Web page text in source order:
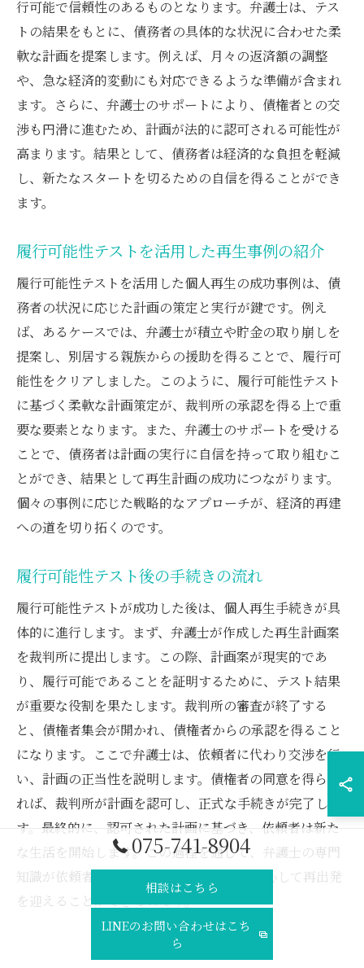
行可能で信頼性のあるものとなります。弁護士は、テス
トの結果をもとに、債務者の具体的な状況に合わせた柔
軟な計画を提案します。例えば、月々の返済額の調整
や、急な経済的変動にも対応できるような準備が含まれ
ます。さらに、弁護士のサポートにより、債権者との交
渉も円滑に進むため、計画が法的に認可される可能性が
高まります。結果として、債務者は経済的な負担を軽減
し、新たなスタートを切るための自信を得ることができ
ます。
履行可能性テストを活用した再生事例の紹介
履行可能性テストを活用した個人再生の成功事例は、債
務者の状況に応じた計画の策定と実行が鍵です。例え
ば、あるケースでは、弁護士が積立や貯金の取り崩しを
提案し、別居する親族からの援助を得ることで、履行可
能性をクリアしました。このように、履行可能性テスト
に基づく柔軟な計画策定が、裁判所の承認を得る上で重
要な要素となります。また、弁護士のサポートを受ける
ことで、債務者は計画の実行に自信を持って取り組むこ
とができ、結果として再生計画の成功につながります。
個々の事例に応じた戦略的なアプローチが、経済的再建
への道を切り拓くのです。
履行可能性テスト後の手続きの流れ
履行可能性テストが成功した後は、個人再生手続きが具
体的に進行します。まず、弁護士が作成した再生計画案
を裁判所に提出します。この際、計画案が現実的であ
り、履行可能であることを証明するために、テスト結果
が重要な役割を果たします。裁判所の審査が終了する
と、債権者集会が開かれ、債権者からの承認を得ること
になります。ここで弁護士は、依頼者に代わり交渉を行
い、計画の正当性を説明します。債権者の同意を得られ
れば、裁判所が計画を認可し、正式な手続きが完了しま
す。最終的に、認可された計画に基づき、依頼者は新た
な生活を開始します。この過程を通じて、弁護士の専門
知識が依頼者の新たなスタートを支え、安心して再出発
を迎えることができるのです。
075-741-8904
相談はこちら
LINEのお問い合わせはこち
ら